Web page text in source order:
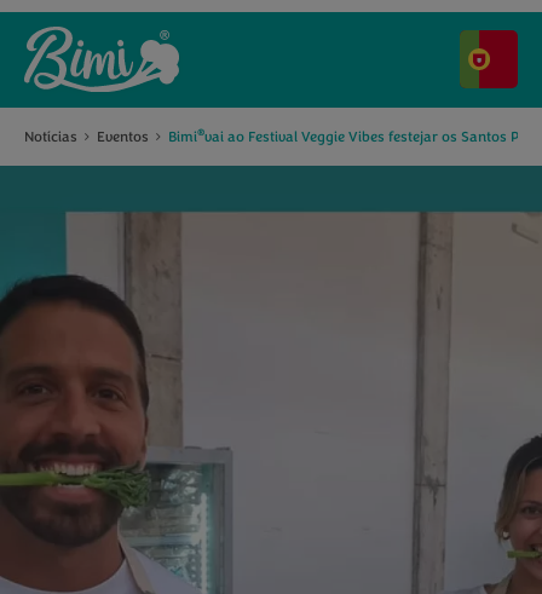
Notícias Eventos Bimi®vai ao Festival Veggie Vibes festejar os Santos